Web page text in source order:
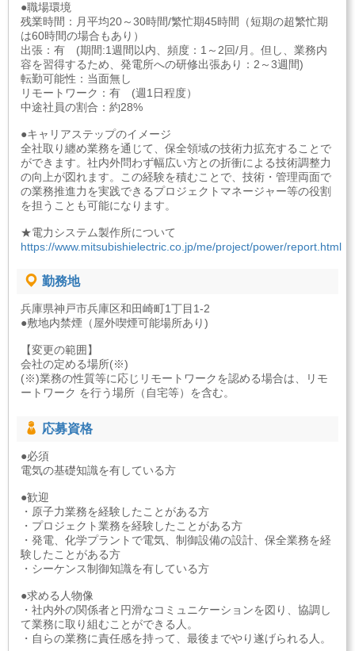
●職場環境
残業時間：月平均20～30時間/繁忙期45時間（短期の超繁忙期
は60時間の場合もあり）
出張：有 (期間:1週間以内、頻度：1～2回/月。但し、業務内
容を習得するため、発電所への研修出張あり：2～3週間)
転勤可能性：当面無し
リモートワーク：有 (週1日程度）
中途社員の割合：約28%
●キャリアステップのイメージ
全社取り纏め業務を通じて、保全領域の技術力拡充することで
ができます。社内外問わず幅広い方との折衝による技術調整力
の向上が図れます。この経験を積むことで、技術・管理両面で
の業務推進力を実践できるプロジェクトマネージャー等の役割
を担うことも可能になります。
★電力システム製作所について
https://www.mitsubishielectric.co.jp/me/project/power/report.html
勤務地
兵庫県神戸市兵庫区和田崎町1丁目1-2
●敷地内禁煙（屋外喫煙可能場所あり)
【変更の範囲】
会社の定める場所(※)
(※)業務の性質等に応じリモートワークを認める場合は、リモ
ートワーク を行う場所（自宅等）を含む。
応募資格
●必須
電気の基礎知識を有している方
●歓迎
・原子力業務を経験したことがある方
・プロジェクト業務を経験したことがある方
・発電、化学プラントで電気、制御設備の設計、保全業務を経
験したことがある方
・シーケンス制御知識を有している方
●求める人物像
・社内外の関係者と円滑なコミュニケーションを図り、協調し
て業務に取り組むことができる人。
・自らの業務に責任感を持って、最後までやり遂げられる人。